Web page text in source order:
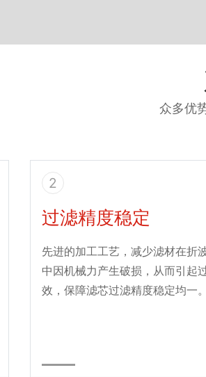
众多优
2
过滤精度稳定
先进的加工工艺，减少滤材在折
中因机械力产生破损，从而引起
效，保障滤芯过滤精度稳定均一。